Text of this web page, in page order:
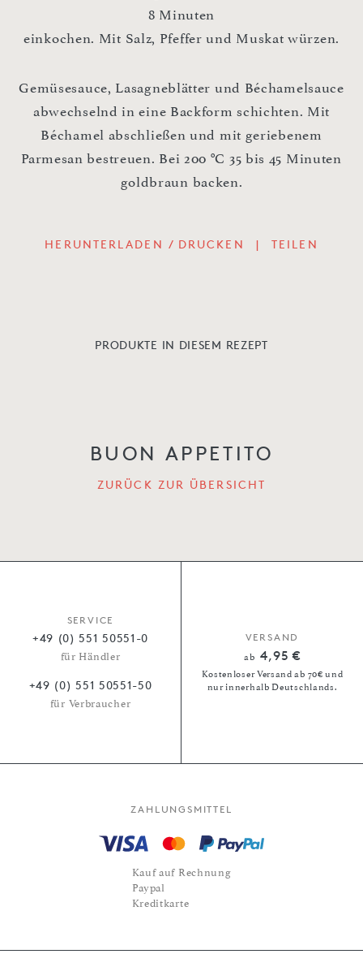
8 Minuten
einkochen. Mit Salz, Pfeffer und Muskat würzen.
Gemüsesauce, Lasagneblätter und Béchamelsauce
abwechselnd in eine Backform schichten. Mit
Béchamel abschließen und mit geriebenem
Parmesan bestreuen. Bei 200 °C 35 bis 45 Minuten
goldbraun backen.
HERUNTERLADEN / DRUCKEN | TEILEN
PRODUKTE IN DIESEM REZEPT
BUON APPETITO
ZURÜCK ZUR ÜBERSICHT
SERVICE
+49 (0) 551 50551-0
für Händler
+49 (0) 551 50551-50
für Verbraucher
VERSAND
ab 4,95 €
Kostenloser Versand ab 70€ und
nur innerhalb Deutschlands.
ZAHLUNGSMITTEL
Kauf auf Rechnung
Paypal
Kreditkarte